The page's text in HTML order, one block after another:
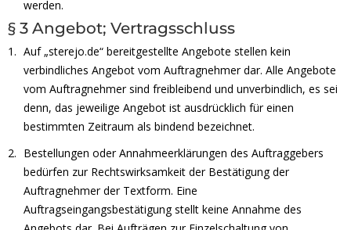
werden.
§ 3 Angebot; Vertragsschluss
Auf „sterejo.de“ bereitgestellte Angebote stellen kein
verbindliches Angebot vom Auftragnehmer dar. Alle Angebote
vom Auftragnehmer sind freibleibend und unverbindlich, es sei
denn, das jeweilige Angebot ist ausdrücklich für einen
bestimmten Zeitraum als bindend bezeichnet.
Bestellungen oder Annahmeerklärungen des Auftraggebers
bedürfen zur Rechtswirksamkeit der Bestätigung der
Auftragnehmer der Textform. Eine
Auftragseingangsbestätigung stellt keine Annahme des